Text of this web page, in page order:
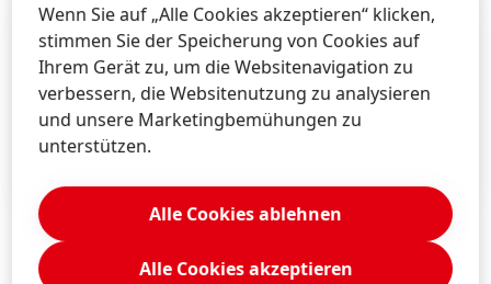
Auch bekannt als...
In anderen Ländern ist Pril auch unter den
Wenn Sie auf „Alle Cookies akzeptieren“ klicken,
stimmen Sie der Speicherung von Cookies auf
Ihrem Gerät zu, um die Websitenavigation zu
verbessern, die Websitenutzung zu analysieren
und unsere Marketingbemühungen zu
unterstützen.
Alle Cookies ablehnen
Alle Cookies akzeptieren